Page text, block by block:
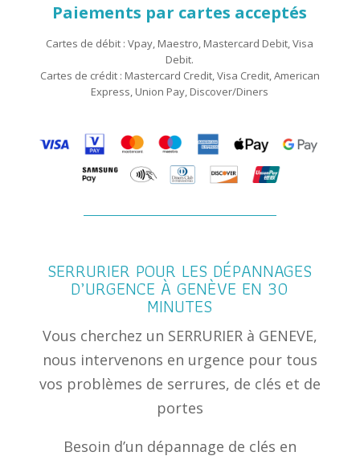
Paiements par cartes acceptés
Cartes de débit : Vpay, Maestro, Mastercard Debit, Visa
Debit.
Cartes de crédit : Mastercard Credit, Visa Credit, American
Express, Union Pay, Discover/Diners
SERRURIER POUR LES DÉPANNAGES
D’URGENCE À GENÈVE EN 30
MINUTES
Vous cherchez un SERRURIER à GENEVE,
nous intervenons en urgence pour tous
vos problèmes de serrures, de clés et de
portes
Besoin d’un dépannage de clés en